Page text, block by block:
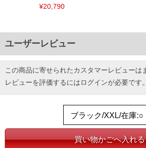
¥20,790
ユーザーレビュー
この商品に寄せられたカスタマーレビューは
レビューを評価するにはログインが必要です。